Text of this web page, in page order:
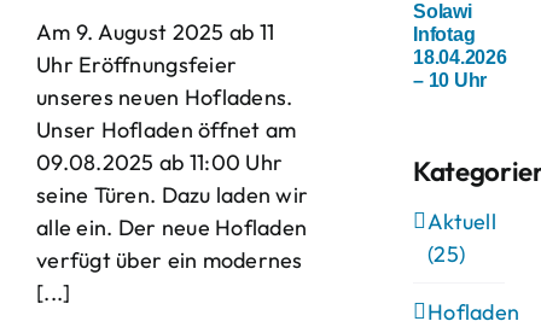
Am 9. August 2025 ab 11
Uhr Eröffnungsfeier
unseres neuen Hofladens.
Unser Hofladen öffnet am
09.08.2025 ab 11:00 Uhr
seine Türen. Dazu laden wir
alle ein. Der neue Hofladen
verfügt über ein modernes
[...]
Solawi
Infotag
18.04.2026
– 10 Uhr
Aktuell
(25)
Hofladen